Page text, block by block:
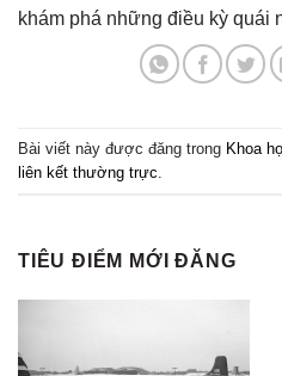
khám phá những điều kỳ quái
Bài viết này được đăng trong Khoa
liên kết thường trực
TIÊU ĐIỂM MỚI ĐĂNG